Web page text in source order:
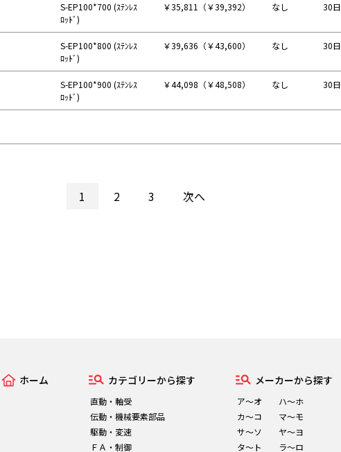
S-EP100*700 (ｽﾃﾝﾚｽ
ﾛｯﾄﾞ)
￥35,811（￥39,392） なし 30日
S-EP100*800 (ｽﾃﾝﾚｽ
ﾛｯﾄﾞ)
￥39,636（￥43,600） なし 30日
S-EP100*900 (ｽﾃﾝﾚｽ
ﾛｯﾄﾞ)
￥44,098（￥48,508） なし 30日
1 2 3 次へ
ホーム カテゴリーから探す
直動・軸受
伝動・機械要素部品
駆動・変速
ＦＡ・制御
メーカーから探す
ア～オ
カ～コ
サ～ソ
タ～ト
ハ～ホ
マ～モ
ヤ～ヨ
ラ～ロ